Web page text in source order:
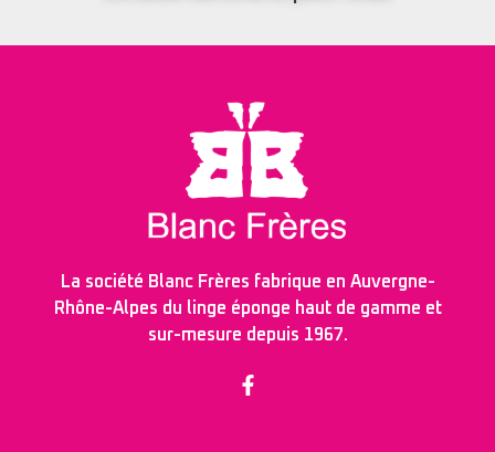
La société Blanc Frères fabrique en Auvergne-
Rhône-Alpes du linge éponge haut de gamme et
sur-mesure depuis 1967.